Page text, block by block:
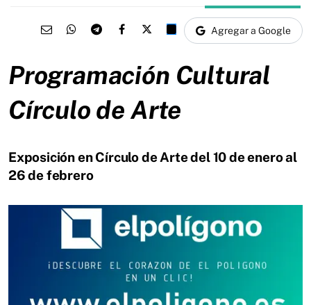
Agregar a Google
Programación Cultural
Círculo de Arte
Exposición en Círculo de Arte del 10 de enero al
26 de febrero